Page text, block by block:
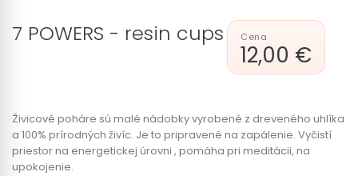
7 POWERS - resin cups
12,00 €
Živicové poháre sú malé nádobky vyrobené z dreveného uhlíka
a 100% prírodných živíc. Je to pripravené na zapálenie. Vyčistí
priestor na energetickej úrovni , pomáha pri meditácii, na
upokojenie.